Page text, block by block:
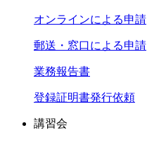
オンラインによる申請
郵送・窓口による申請
業務報告書
登録証明書発行依頼
講習会